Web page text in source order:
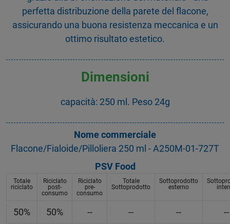
perfetta distribuzione della parete del flacone,
assicurando una buona resistenza meccanica e un
ottimo risultato estetico.
Dimensioni
capacità: 250 ml. Peso 24g
Nome commerciale
Flacone/Fialoide/Pilloliera 250 ml - A250M-01-727T
PSV Food
Totale
riciclato
Riciclato
post-
consumo
Riciclato
pre-
consumo
Totale
Sottoprodotto
Sottoprodotto
esterno
50% 50% -- -- -- --